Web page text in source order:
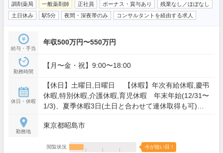
調剤薬局 一般薬剤師 正社員 ボーナス・賞与あり
残業なし／ほぼなし
土日休み
駅5分 夜間・深夜帯のみ コンサルタントを経由する求人
給与・手当
年収500万円〜550万円
勤務時間
【月〜金・祝】9:00〜18:00
休日・休暇
【休日】土曜日,日曜日 【休暇】年次有給休暇,慶弔
休暇,特別休暇,介護休暇,育児休暇 年末年始(12/31〜
1/3)、夏季休暇3日(土日と合わせて連休取得も可)
勤務地
東京都昭島市
閲覧状況 今が狙い目！